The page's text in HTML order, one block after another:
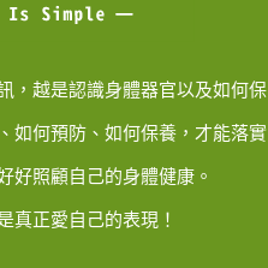
，越是認識身體器官以及如何保
如何預防、如何保養，才能落實
好照顧自己的身體健康。
真正愛自己的表現！